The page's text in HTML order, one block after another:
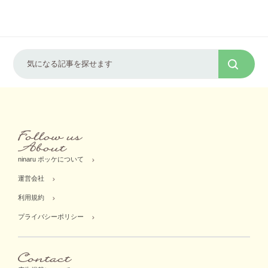
ninaru ポッケについて
運営会社
利用規約
プライバシーポリシー